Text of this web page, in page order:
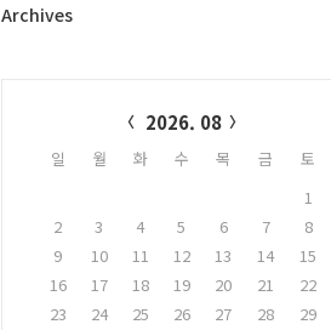
플
Archives
2026. 08
일 월 화 수 목 금
토
1
2
3 4 5 6 7
8
9
10 11 12 13 14
15
16
17 18 19 20 21
22
23
24 25 26 27 28
29